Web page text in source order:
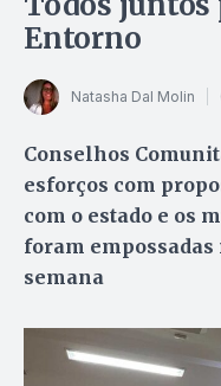
Entorno
Natasha Dal Molin
Conselhos
esforços com
com o estado e os
foram empossadas
semana